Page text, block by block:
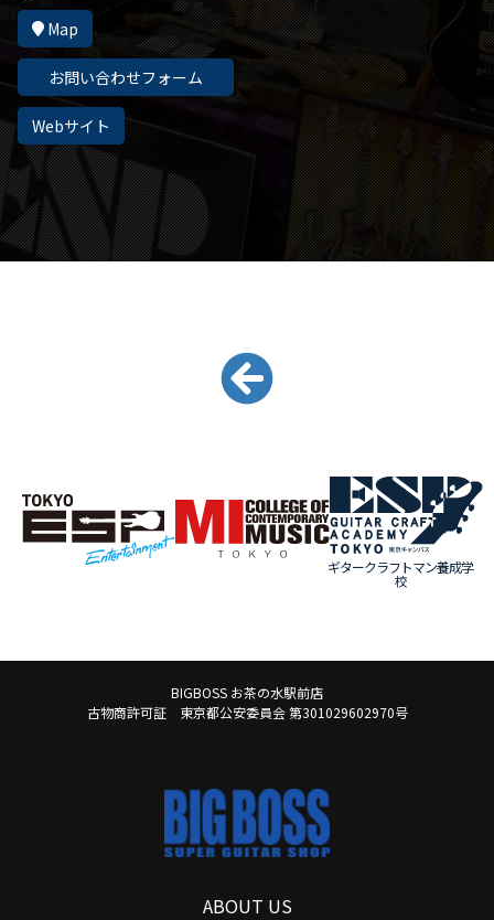
Map
お問い合わせフォーム
Webサイト
ギタークラフトマン養成学
校
BIGBOSS お茶の水駅前店
古物商許可証 東京都公安委員会 第301029602970号
ABOUT US